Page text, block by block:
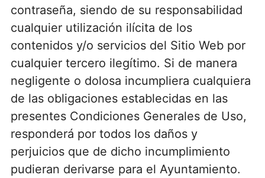
contraseña, siendo de su responsabilidad
cualquier utilización ilícita de los
contenidos y/o servicios del Sitio Web por
cualquier tercero ilegítimo. Si de manera
negligente o dolosa incumpliera cualquiera
de las obligaciones establecidas en las
presentes Condiciones Generales de Uso,
responderá por todos los daños y
perjuicios que de dicho incumplimiento
pudieran derivarse para el Ayuntamiento.